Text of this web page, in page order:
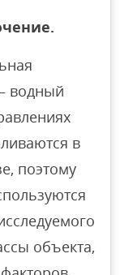
водный
в
поэтому
объекта,